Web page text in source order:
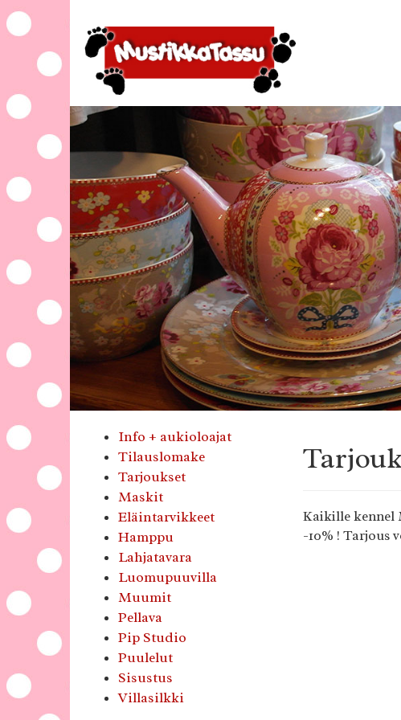
Info + aukioloajat
Tilauslomake
Tarjoukset
Maskit
Eläintarvikkeet
Hamppu
Lahjatavara
Luomupuuvilla
Muumit
Pellava
Pip Studio
Puulelut
Sisustus
Villasilkki
Kaikille kennel
-10% ! Tarjous